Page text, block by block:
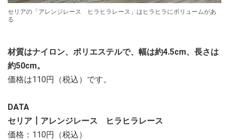
セリアの「アレンジレース ヒラヒラレース」はヒラヒラにボリュームがあ
る
材質はナイロン、ポリエステルで、幅は約4.5cm、長さは
約50cm。
価格は110円（税込）です。
DATA
セリア┃アレンジレース ヒラヒラレース
価格：110円（税込）